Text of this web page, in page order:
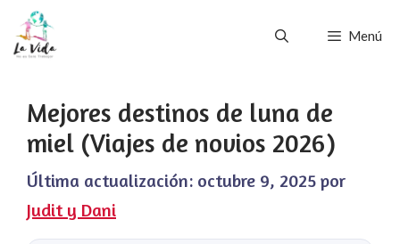
Saltar
Menú
Mejores destinos de luna de
miel (Viajes de novios 2026)
Última actualización: octubre 9, 2025 por
Judit y Dani